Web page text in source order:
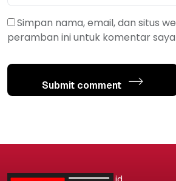
Simpan nama, email, dan situs
peramban ini untuk komentar
Submit comment